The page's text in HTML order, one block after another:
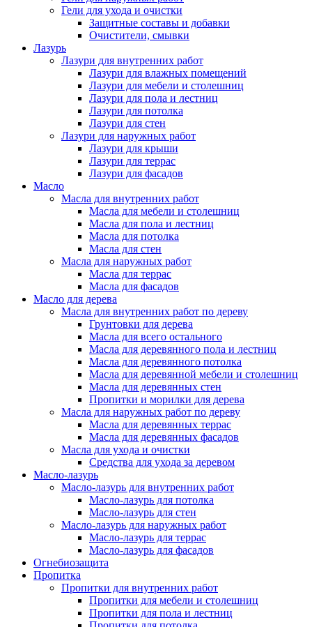
Гели для ухода и очистки
Защитные составы и добавки
Очистители, смывки
Лазурь
Лазури для внутренних работ
Лазури для влажных помещений
Лазури для мебели и столешниц
Лазури для пола и лестниц
Лазури для потолка
Лазури для стен
Лазури для наружных работ
Лазури для крыши
Лазури для террас
Лазури для фасадов
Масло
Масла для внутренних работ
Масла для мебели и столешниц
Масла для пола и лестниц
Масла для потолка
Масла для стен
Масла для наружных работ
Масла для террас
Масла для фасадов
Масло для дерева
Масла для внутренних работ по дереву
Грунтовки для дерева
Масла для всего остального
Масла для деревянного пола и лестниц
Масла для деревянного потолка
Масла для деревянной мебели и столешниц
Масла для деревянных стен
Пропитки и морилки для дерева
Масла для наружных работ по дереву
Масла для деревянных террас
Масла для деревянных фасадов
Масла для ухода и очистки
Средства для ухода за деревом
Масло-лазурь
Масло-лазурь для внутренних работ
Масло-лазурь для потолка
Масло-лазурь для стен
Масло-лазурь для наружных работ
Масло-лазурь для террас
Масло-лазурь для фасадов
Огнебиозащита
Пропитка
Пропитки для внутренних работ
Пропитки для мебели и столешниц
Пропитки для пола и лестниц